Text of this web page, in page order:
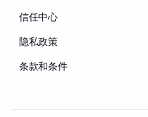
信任中心
隐私政策
条款和条件